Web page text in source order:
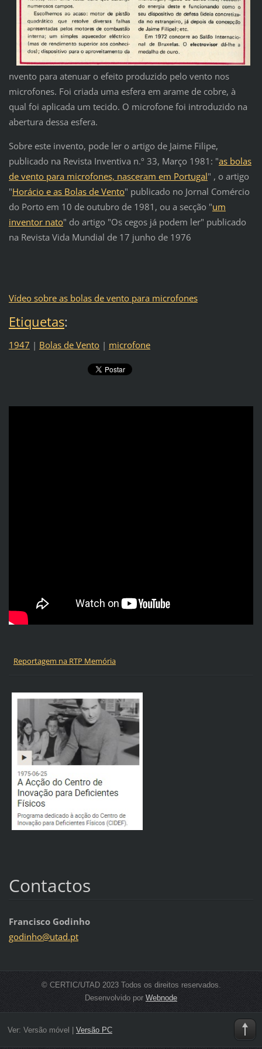
nvento para atenuar o efeito produzido pelo vento nos
microfones. Foi criada uma esfera em arame de cobre, à
qual foi aplicada um tecido. O microfone foi introduzido na
abertura dessa esfera.
Sobre este invento, pode ler o artigo de Jaime Filipe,
publicado na Revista Inventiva n.º 33, Março 1981: "as bolas
de vento para microfones, nasceram em Portugal" , o artigo
"Horácio e as Bolas de Vento" publicado no Jornal Comércio
do Porto em 10 de outubro de 1981, ou a secção "um
inventor nato" do artigo "Os cegos já podem ler" publicado
na Revista Vida Mundial de 17 junho de 1976
Vídeo sobre as bolas de vento para microfones
Etiquetas:
1947 | Bolas de Vento | microfone
Reportagem na RTP Memória
Contactos
Francisco Godinho
godinho@utad.pt
© CERTIC/UTAD 2023 Todos os direitos reservados.
Desenvolvido por Webnode
Ver: Versão móvel Versão PC